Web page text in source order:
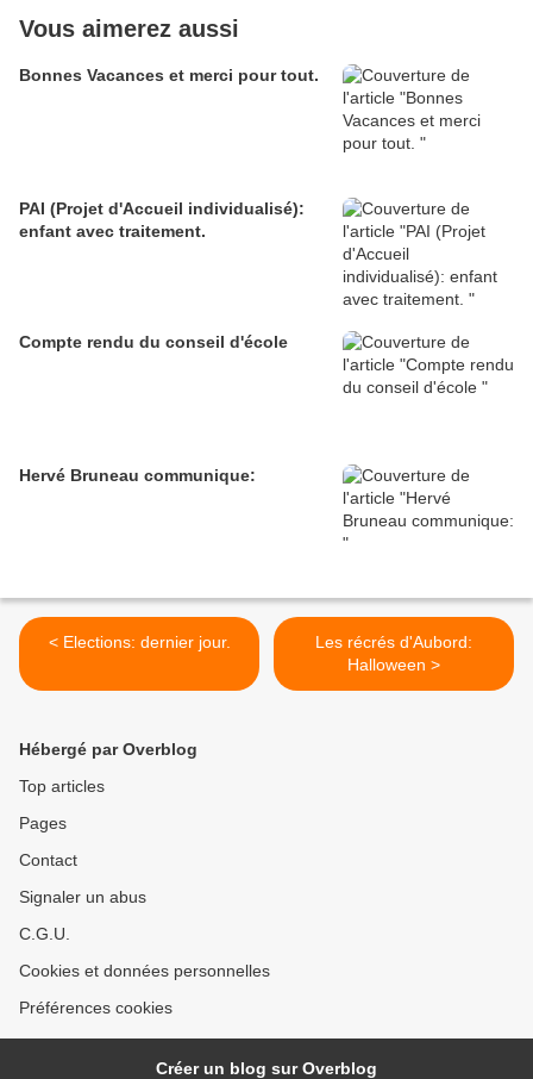
Vous aimerez aussi
Bonnes Vacances et merci pour tout.
PAI (Projet d'Accueil individualisé):
enfant avec traitement.
Compte rendu du conseil d'école
Hervé Bruneau communique:
< Elections: dernier jour.
Les récrés d'Aubord:
Halloween >
Hébergé par Overblog
Top articles
Pages
Contact
Signaler un abus
C.G.U.
Cookies et données personnelles
Préférences cookies
Créer un blog sur Overblog